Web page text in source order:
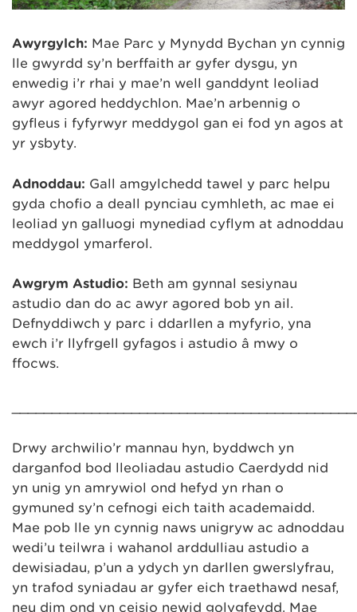
Awyrgylch: Mae Parc y Mynydd Bychan yn cynnig
lle gwyrdd sy’n berffaith ar gyfer dysgu, yn
enwedig i’r rhai y mae’n well ganddynt leoliad
awyr agored heddychlon. Mae’n arbennig o
gyfleus i fyfyrwyr meddygol gan ei fod yn agos at
yr ysbyty.
Adnoddau: Gall amgylchedd tawel y parc helpu
gyda chofio a deall pynciau cymhleth, ac mae ei
leoliad yn galluogi mynediad cyflym at adnoddau
meddygol ymarferol.
Awgrym Astudio: Beth am gynnal sesiynau
astudio dan do ac awyr agored bob yn ail.
Defnyddiwch y parc i ddarllen a myfyrio, yna
ewch i’r llyfrgell gyfagos i astudio â mwy o
ffocws.
Drwy archwilio’r mannau hyn, byddwch yn
darganfod bod lleoliadau astudio Caerdydd nid
yn unig yn amrywiol ond hefyd yn rhan o
gymuned sy’n cefnogi eich taith academaidd.
Mae pob lle yn cynnig naws unigryw ac adnoddau
wedi’u teilwra i wahanol arddulliau astudio a
dewisiadau, p’un a ydych yn darllen gwerslyfrau,
yn trafod syniadau ar gyfer eich traethawd nesaf,
neu dim ond yn ceisio newid golygfeydd. Mae